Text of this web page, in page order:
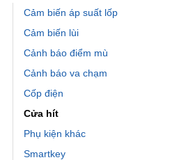
Cốp điện
Cửa hít
Phụ kiện khác
Smartkey
Sản Phẩm Hot
Vinfast VF5S